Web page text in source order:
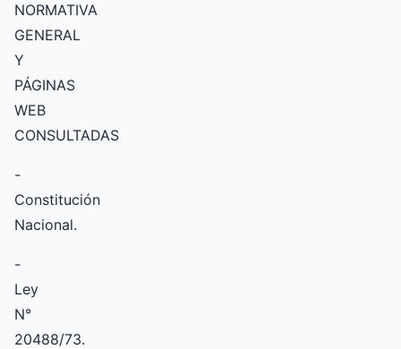
NORMATIVA
GENERAL
Y
PÁGINAS
WEB
CONSULTADAS
-
Constitución
Nacional.
-
Ley
N°
20488/73.